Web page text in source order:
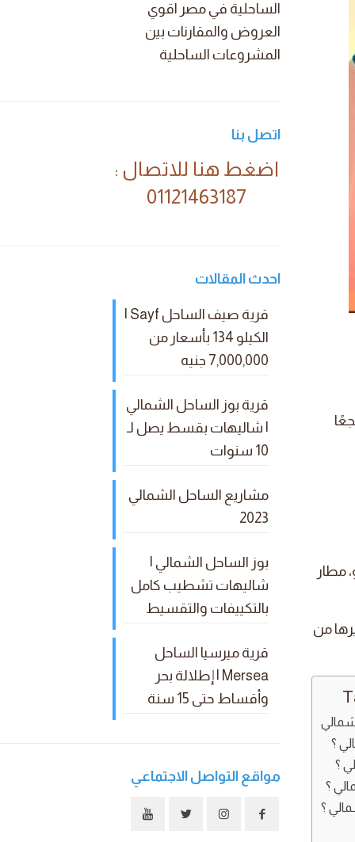
مطار
من
؟
؟
؟
؟
الساحلية في مصر اقوي
العروض والمقارنات بين
المشروعات الساحلية
اتصل بنا
اضغط هنا للاتصال :
01121463187
احدث المقالات
قرية صيف الساحل Sayf |
الكيلو 134 بأسعار من
7,000,000 جنيه
قرية بوز الساحل الشمالي
| شاليهات بقسط يصل لـ
10 سنوات
مشاريع الساحل الشمالي
2023
بوز الساحل الشمالي |
شاليهات تشطيب كامل
بالتكييفات والتقسيط
قرية ميرسيا الساحل
Mersea | إطلالة بحر
وأقساط حتى 15 سنة
مواقع التواصل الاجتماعي